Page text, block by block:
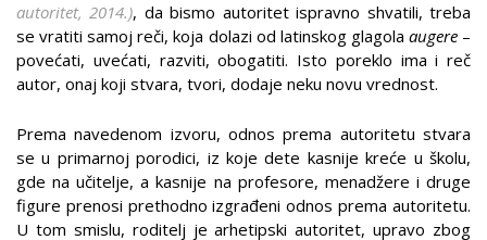
autoritet, 2014.), da bismo autoritet ispravno shvatili, treba
se vratiti samoj reči, koja dolazi od latinskog glagola augere–
povećati, uvećati, razviti, obogatiti. Isto poreklo ima i reč
autor, onaj koji stvara, tvori, dodaje neku novu vrednost.
Prema navedenom izvoru, odnos prema autoritetu stvara
se u primarnoj porodici, iz koje dete kasnije kreće u školu,
gde na učitelje, a kasnije na profesore, menadžere i druge
figure prenosi prethodno izgrađeni odnos prema autoritetu.
U tom smislu, roditelj je arhetipski autoritet, upravo zbog